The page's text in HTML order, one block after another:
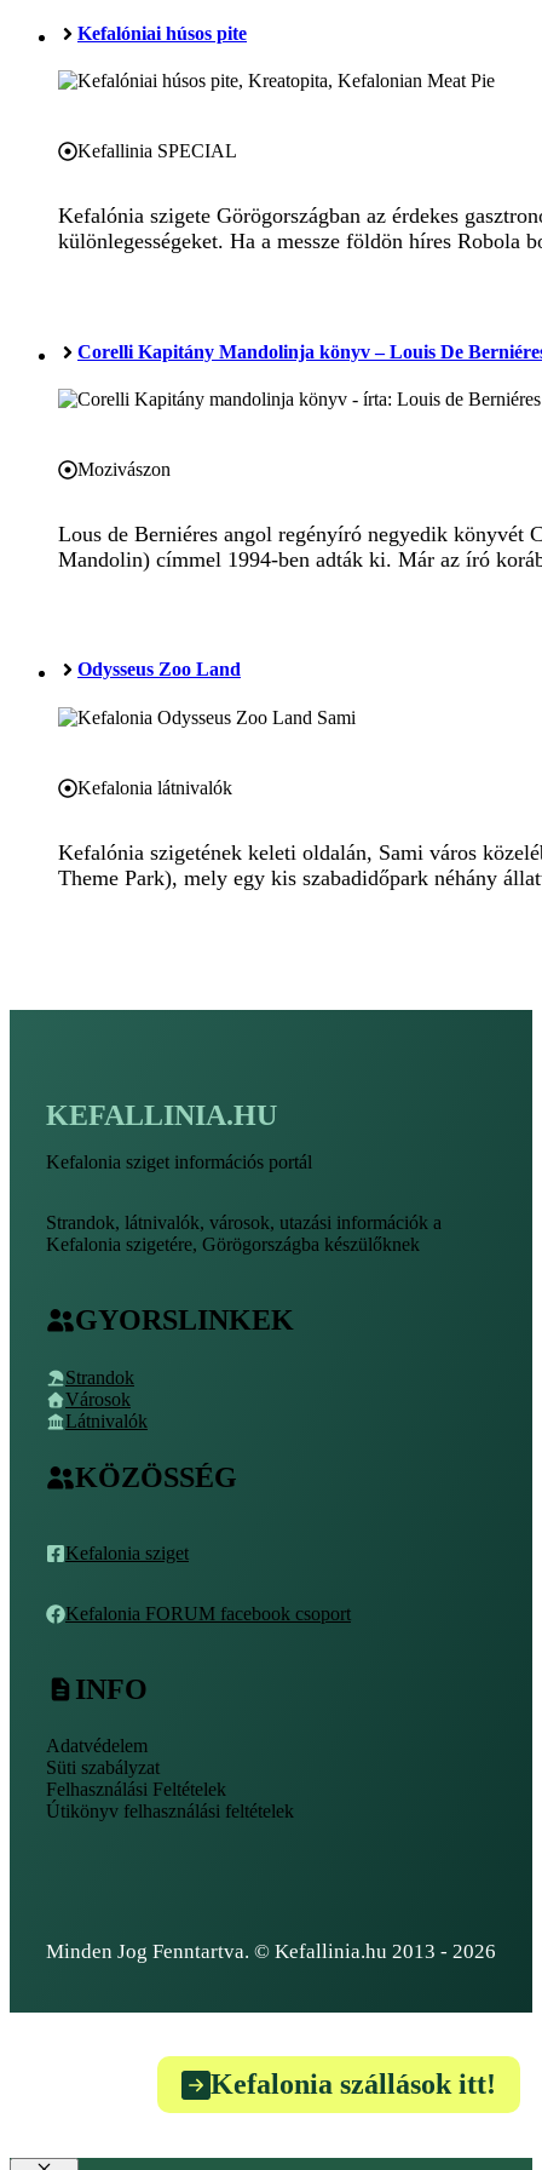
Kefalóniai húsos pite
Kefallinia SPECIAL
Kefalónia szigete Görögországban az érdekes
különlegességeket. Ha a messze földön híres
Corelli Kapitány Mandolinja könyv – Louis De
Mozivászon
Lous de Berniéres angol regényíró negyedik
Mandolin) címmel 1994-ben adták ki. Már az író
Odysseus Zoo Land
Kefalonia látnivalók
Kefalónia szigetének keleti oldalán, Sami város
Theme Park), mely egy kis szabadidőpark néhány
KEFALLINIA.HU
Kefalonia sziget információs portál
Strandok, látnivalók, városok, utazási információk a
Kefalonia szigetére, Görögországba készülőknek
GYORSLINKEK
Strandok
Városok
Látnivalók
KÖZÖSSÉG
Kefalonia sziget
Kefalonia FORUM facebook csoport
INFO
Adatvédelem
Süti szabályzat
Felhasználási Feltételek
Útikönyv felhasználási feltételek
Minden Jog Fenntartva. © Kefallinia.hu 2013 - 2026
Kefalonia szállások itt!